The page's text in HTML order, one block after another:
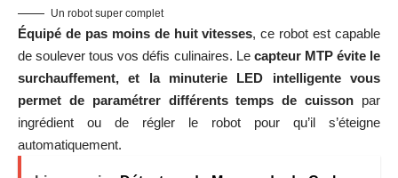
Un robot super complet
Équipé de pas moins de huit vitesses, ce robot est capable
de soulever tous vos défis culinaires. Le capteur MTP évite le
surchauffement, et la minuterie LED intelligente vous
permet de paramétrer différents temps de cuisson par
ingrédient ou de régler le robot pour qu’il s’éteigne
automatiquement.